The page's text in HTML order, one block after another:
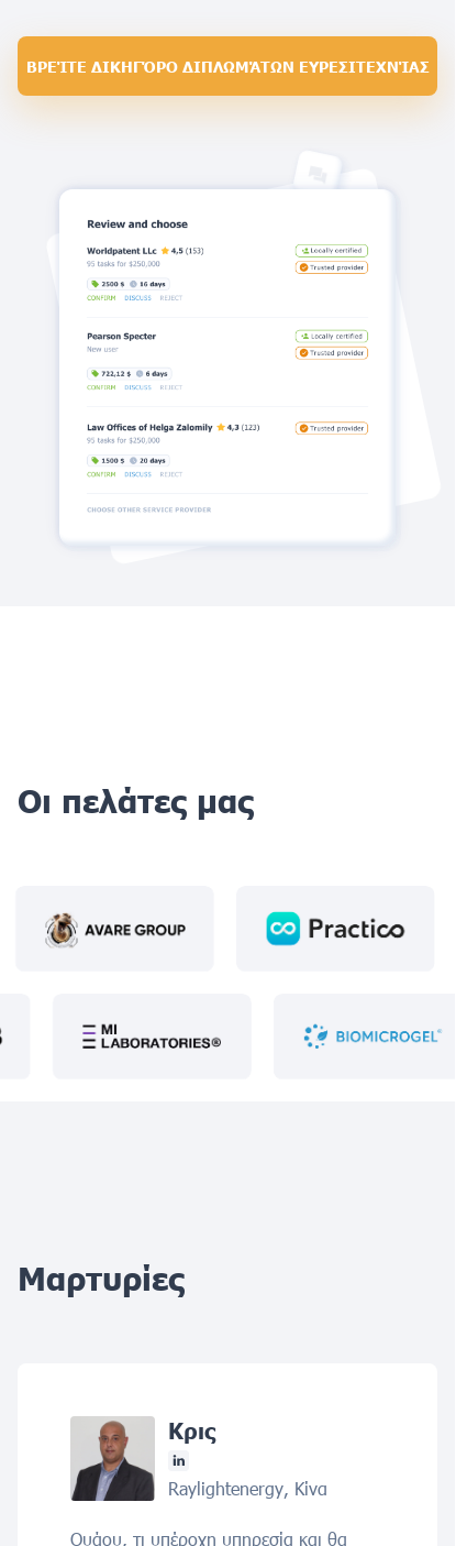
ΒΡΕΊΤΕ ΔΙΚΗΓΌΡΟ ΔΙΠΛΩΜΆΤΩΝ ΕΥΡΕΣΙΤΕΧΝΊΑΣ
Οι πελάτες μας
Μαρτυρίες
Κρις
Raylightenergy, Κίνα
Ουάου, τι υπέροχη υπηρεσία και θα